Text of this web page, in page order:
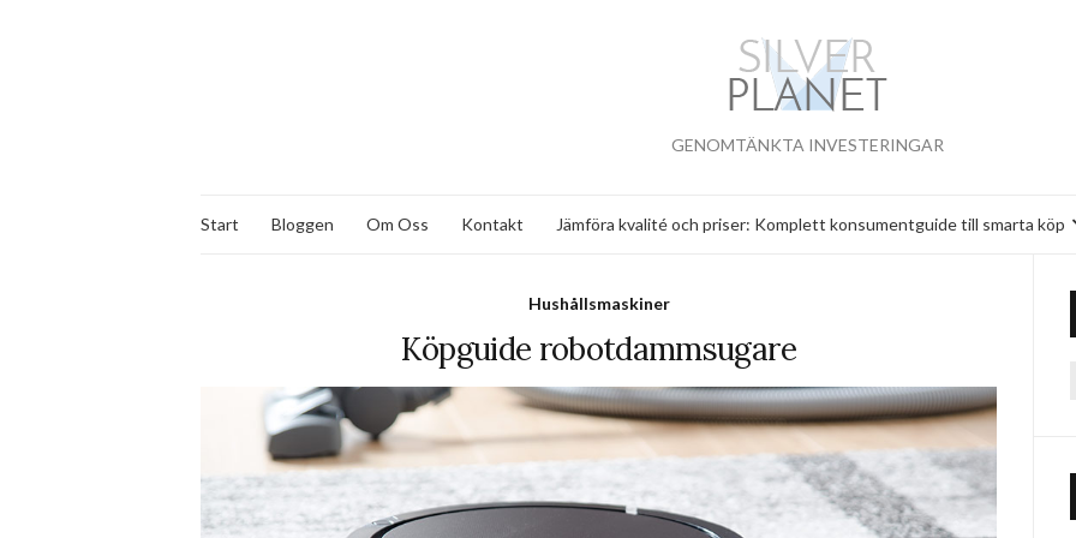
GENOMTÄNKTA INVESTERINGAR
Start Bloggen Om Oss Kontakt Jämföra kvalité och priser: Komplett konsumentguide till smarta köp
Hushållsmaskiner
Köpguide robotdammsugare